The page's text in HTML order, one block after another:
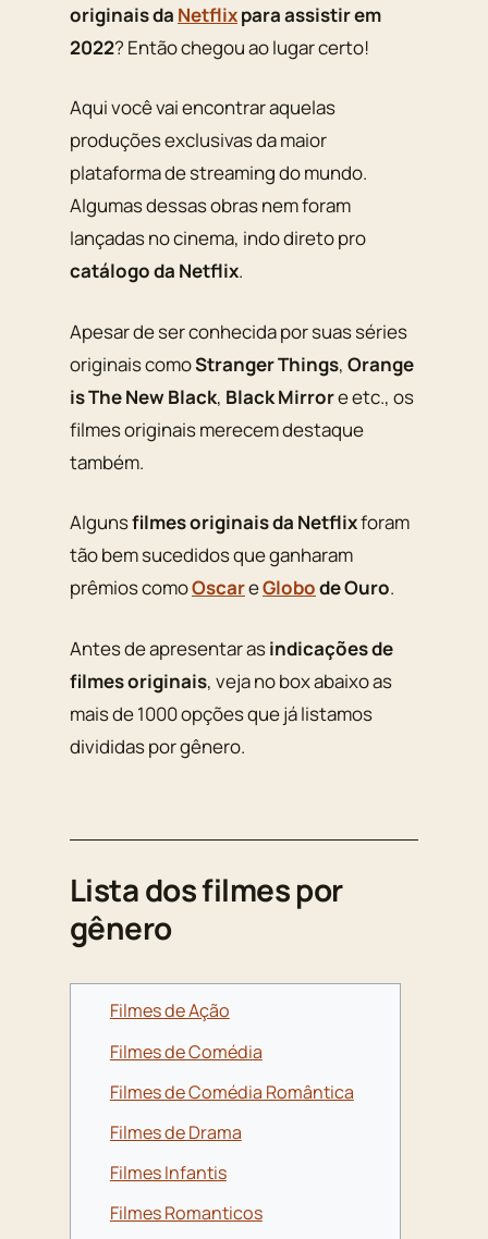
originais da Netflixpara assistir em
2022? Então chegou ao lugar certo!
Aqui você vai encontrar aquelas
produções exclusivas da maior
plataforma de streaming do mundo.
Algumas dessas obras nem foram
lançadas no cinema, indo direto pro
catálogo da Netflix.
Apesar de ser conhecida por suas séries
originais comoStranger Things, Orange
is The New Black, Black Mirrore etc., os
filmes originais merecem destaque
também.
Algunsfilmes originais da Netflixforam
tão bem sucedidos que ganharam
prêmios comoOscareGlobode Ouro.
Antes de apresentar asindicações de
filmes originais, veja no box abaixo as
mais de 1000 opções que já listamos
divididas por gênero.
Lista dos filmes por
gênero
Filmes de Ação
Filmes de Comédia
Filmes de Comédia Romântica
Filmes de Drama
Filmes Infantis
Filmes Romanticos